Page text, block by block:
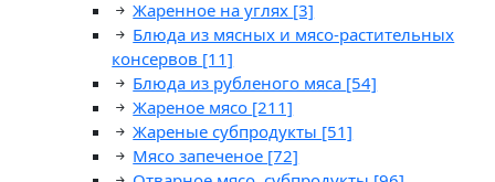
Жаренное на углях [3]
Блюда из мясных и мясо-растительных
консервов [11]
Блюда из рубленого мяса [54]
Жареное мясо [211]
Жареные субпродукты [51]
Мясо запеченое [72]